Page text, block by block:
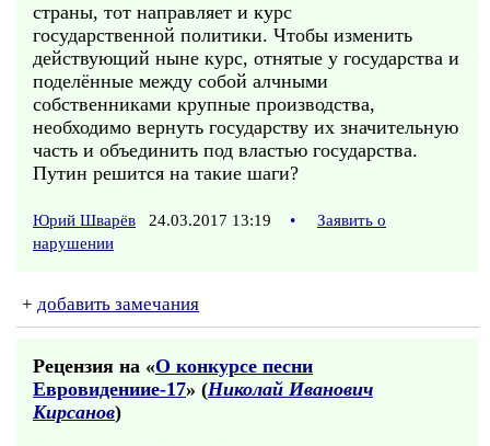
страны, тот направляет и курс
государственной политики. Чтобы изменить
действующий ныне курс, отнятые у государства и
поделённые между собой алчными
собственниками крупные производства,
необходимо вернуть государству их значительную
часть и объединить под властью государства.
Путин решится на такие шаги?
Юрий Шварёв 24.03.2017 13:19 •
Заявить о
нарушении
+ добавить замечания
Рецензия на «О конкурсе песни
Евровидениие-17» (Николай Иванович
Кирсанов)